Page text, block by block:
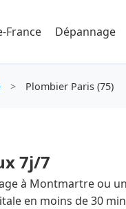
France Dépannage
> Plombier Paris (75)
7j/7
à Montmartre ou
en moins de 30